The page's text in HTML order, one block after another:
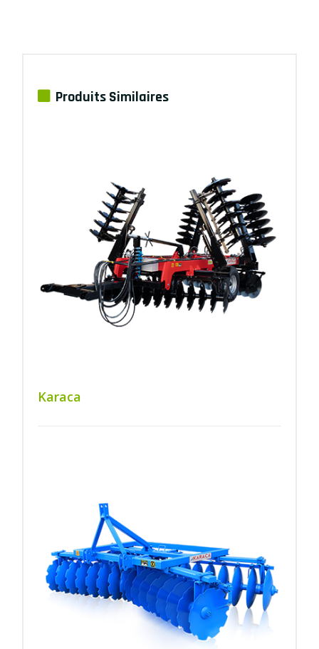
Produits Similaires
Karaca